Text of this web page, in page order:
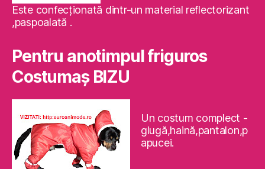
Este confecţionată dintr-un material reflectorizant
,paspoalată .
Pentru anotimpul friguros
Costumaş BIZU
Un costum complect -
glugă,haină,pantalon,p
apucei.